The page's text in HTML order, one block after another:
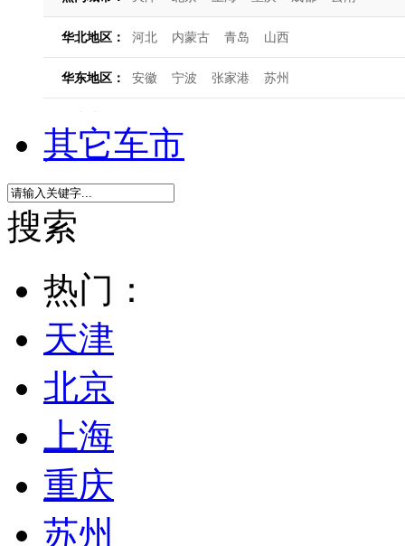
其它车市
搜索
热门：
天津
北京
上海
重庆
苏州